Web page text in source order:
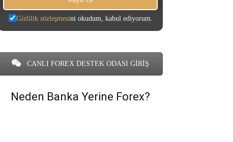
Gizlilik sözleşmesini okudum, kabul ediyorum.
CANLI FOREX DESTEK ODASI GİRİŞ
Neden Banka Yerine Forex?